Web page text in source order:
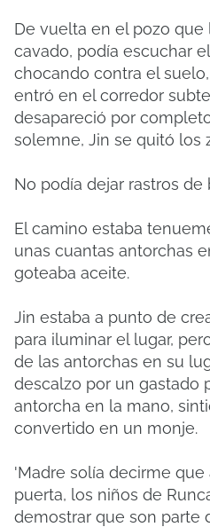
De vuelta en el pozo
cavado, podía escuchar
chocando contra el
entró en el corredor
desapareció por
solemne, Jin se quitó los
No podía dejar rastros de
El camino estaba
unas cuantas antorchas
goteaba aceite.
Jin estaba a punto de
para iluminar el lugar,
de las antorchas en su
descalzo por un gastado
antorcha en la mano,
convertido en un monje.
'Madre solía decirme
puerta, los niños de
demostrar que son parte